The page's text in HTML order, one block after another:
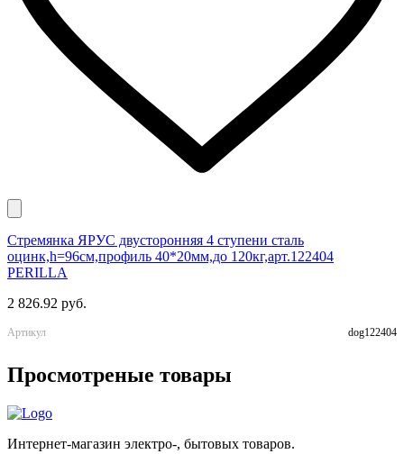
Стремянка ЯРУС двусторонняя 4 ступени сталь
оцинк,h=96см,профиль 40*20мм,до 120кг,арт.122404
PERILLA
2 826.92 руб.
Артикул dog122404
Просмотреные товары
Интернет-магазин электро-, бытовых товаров.